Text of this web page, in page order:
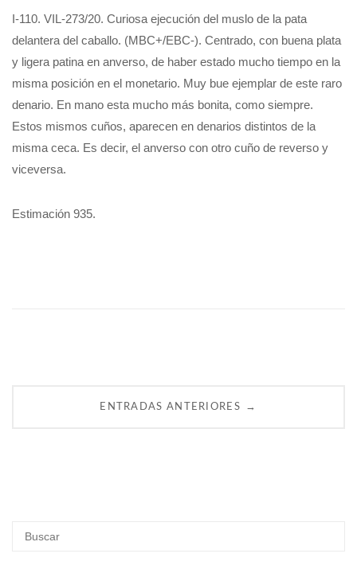
I-110. VIL-273/20. Curiosa ejecución del muslo de la pata
delantera del caballo. (MBC+/EBC-). Centrado, con buena plata
y ligera patina en anverso, de haber estado mucho tiempo en la
misma posición en el monetario. Muy bue ejemplar de este raro
denario. En mano esta mucho más bonita, como siempre.
Estos mismos cuños, aparecen en denarios distintos de la
misma ceca. Es decir, el anverso con otro cuño de reverso y
viceversa.
Estimación 935.
ENTRADAS ANTERIORES →